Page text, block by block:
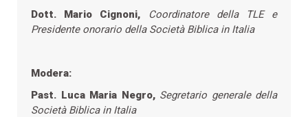
Dott. Mario Cignoni,
Coordinatore della TLE e
Presidente onorario della Società Biblica in Italia
Modera:
Past. Luca Maria Negro, Segretario generale della
Società Biblica in Italia